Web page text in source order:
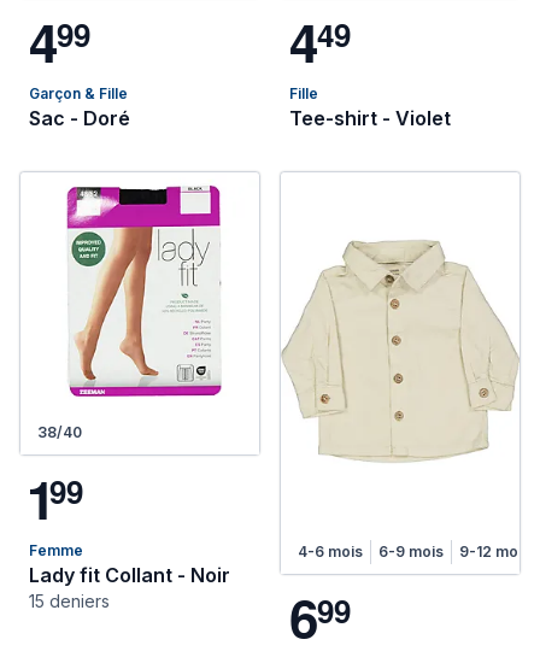
499
Garçon & Fille
Sac - Doré
449
Fille
Tee-shirt - Violet
38/40
199
Femme
Lady fit Collant - Noir
15 deniers
4-6 mois 6-9 mois 9-12 mois
699